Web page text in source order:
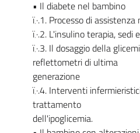
• Il diabete nel bambino
ï‚·.1. Processo di
ï‚·.2. L'insulino terapia, sedi
ï‚·.3. Il dosaggio della
reflettometri di ultima
generazione
ï‚·.4. Interventi
trattamento
dell'ipoglicemia.